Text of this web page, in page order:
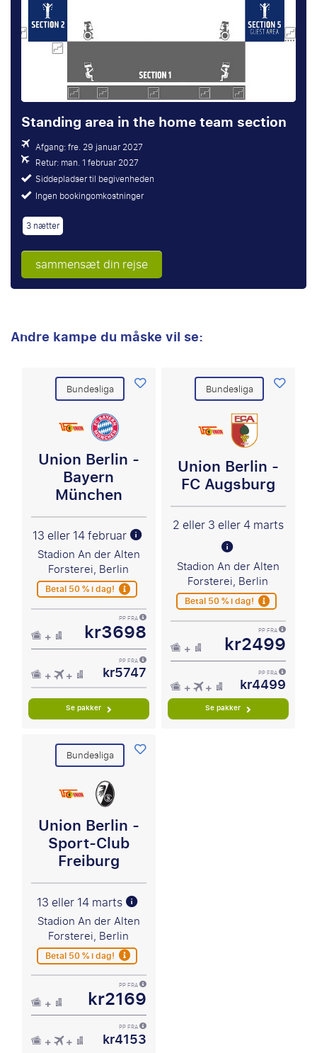
Standing area in the home team section
Afgang: fre. 29 januar 2027
Retur: man. 1 februar 2027
Siddepladser til begivenheden
Ingen bookingomkostninger
3 nætter
sammensæt din rejse
Andre kampe du måske vil se:
Bundesliga
Union Berlin -
Bayern
München
13 eller 14 februar
Stadion An der Alten
Forsterei, Berlin
Betal 50 % i dag!
PP FRA
kr3698
PP FRA
kr5747
Se pakker
Bundesliga
Union Berlin -
FC Augsburg
2 eller 3 eller 4 marts
Stadion An der Alten
Forsterei, Berlin
Betal 50 % i dag!
PP FRA
kr2499
PP FRA
kr4499
Se pakker
Bundesliga
Union Berlin -
Sport-Club
Freiburg
13 eller 14 marts
Stadion An der Alten
Forsterei, Berlin
Betal 50 % i dag!
PP FRA
kr2169
PP FRA
kr4153